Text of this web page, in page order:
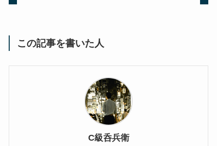
この記事を書いた人
C級呑兵衛